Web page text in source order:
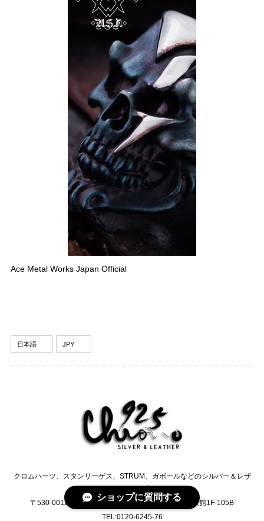
Ace Metal Works Japan Official
クロムハーツ、スタンリーゲス、STRUM、ガボールなどのシルバー＆レザ
〒530-0012 大阪府大阪市北区芝田2-2-13 日生ビル東館1F-105B
TEL:0120-6245-76
ショップに質問する